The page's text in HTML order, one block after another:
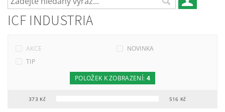
ICF INDUSTRIA
AKCE
NOVINKA
TIP
373 Kč 516 Kč
POLOŽEK K ZOBRAZENÍ: 4